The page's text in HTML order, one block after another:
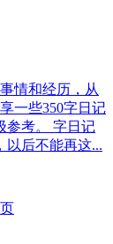
情和经历，从
一些350字日记
参考。 字日记
以后不能再这...